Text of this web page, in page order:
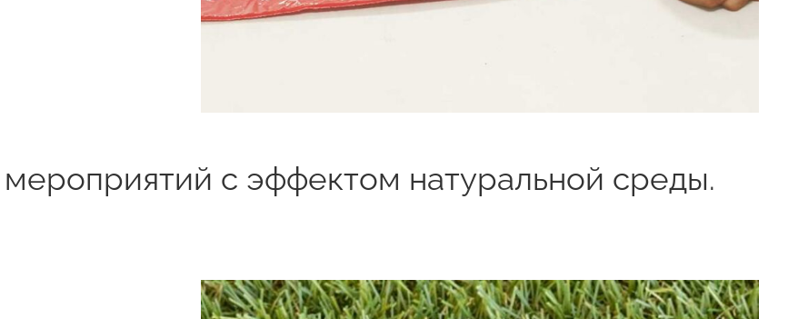
с эффектом натуральной среды.